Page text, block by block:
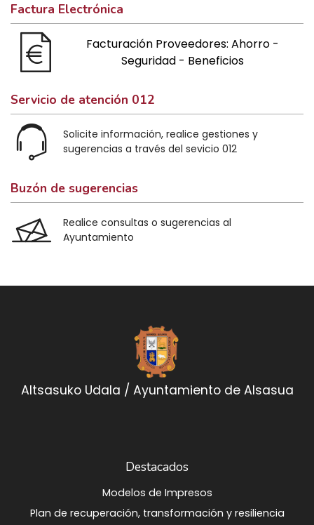
Factura Electrónica
Facturación Proveedores: Ahorro -
Seguridad - Beneficios
Servicio de atención 012
Solicite información, realice gestiones y
sugerencias a través del sevicio 012
Buzón de sugerencias
Realice consultas o sugerencias al
Ayuntamiento
Altsasuko Udala / Ayuntamiento de Alsasua
Destacados
Modelos de Impresos
Plan de recuperación, transformación y resiliencia